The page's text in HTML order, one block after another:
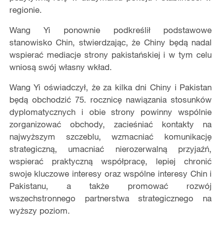
regionie.
Wang Yi ponownie podkreślił podstawowe
stanowisko Chin, stwierdzając, że Chiny będą nadal
wspierać mediacje strony pakistańskiej i w tym celu
wniosą swój własny wkład.
Wang Yi oświadczył, że za kilka dni Chiny i Pakistan
będą obchodzić 75. rocznicę nawiązania stosunków
dyplomatycznych i obie strony powinny wspólnie
zorganizować obchody, zacieśniać kontakty na
najwyższym szczeblu, wzmacniać komunikację
strategiczną, umacniać nierozerwalną przyjaźń,
wspierać praktyczną współpracę, lepiej chronić
swoje kluczowe interesy oraz wspólne interesy Chin i
Pakistanu, a także promować rozwój
wszechstronnego partnerstwa strategicznego na
wyższy poziom.